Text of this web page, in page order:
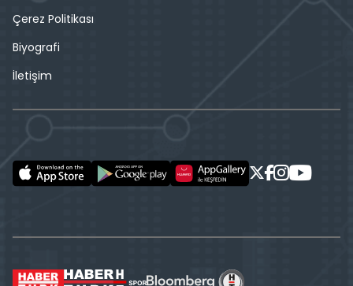
Çerez Politikası
Biyografi
İletişim